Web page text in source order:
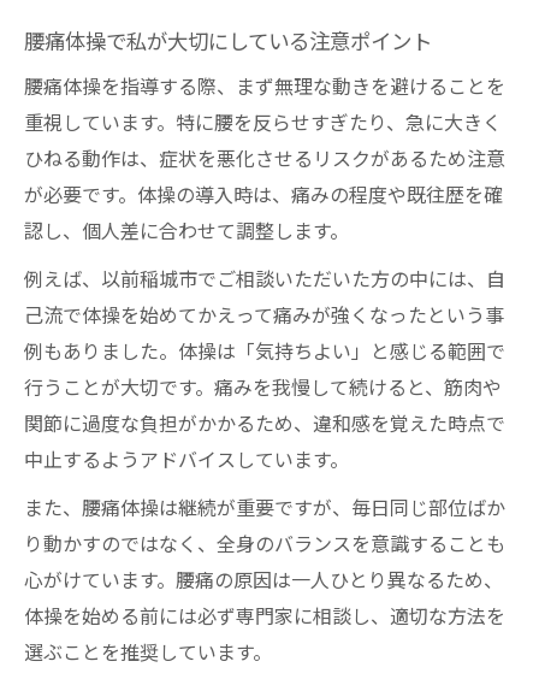
腰痛体操で私が大切にしている注意ポイント
腰痛体操を指導する際、まず無理な動きを避けることを
重視しています。特に腰を反らせすぎたり、急に大きく
ひねる動作は、症状を悪化させるリスクがあるため注意
が必要です。体操の導入時は、痛みの程度や既往歴を確
認し、個人差に合わせて調整します。
例えば、以前稲城市でご相談いただいた方の中には、自
己流で体操を始めてかえって痛みが強くなったという事
例もありました。体操は「気持ちよい」と感じる範囲で
行うことが大切です。痛みを我慢して続けると、筋肉や
関節に過度な負担がかかるため、違和感を覚えた時点で
中止するようアドバイスしています。
また、腰痛体操は継続が重要ですが、毎日同じ部位ばか
り動かすのではなく、全身のバランスを意識することも
心がけています。腰痛の原因は一人ひとり異なるため、
体操を始める前には必ず専門家に相談し、適切な方法を
選ぶことを推奨しています。